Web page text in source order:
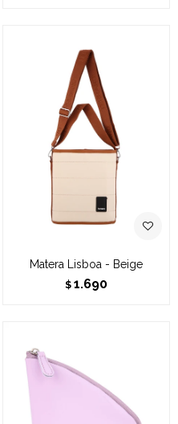
Matera Lisboa - Beige
$ 1.690